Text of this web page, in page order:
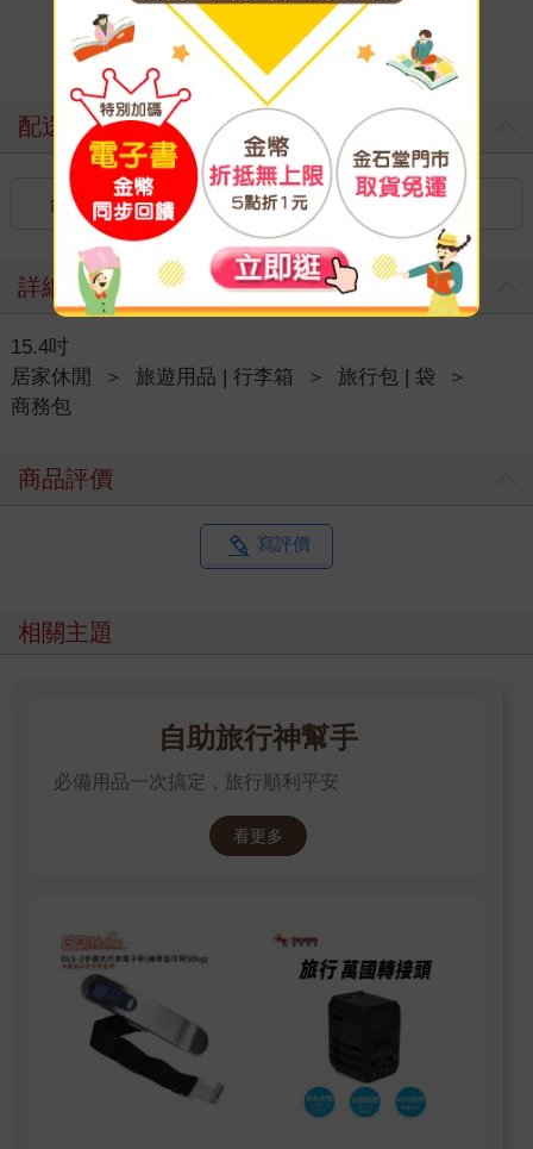
配送方式
台灣 國內宅配：本島（廠商出貨）
詳細資料
15.4吋
居家休閒
＞ 旅遊用品 | 行李箱 ＞ 旅行包 | 袋
＞
商務包
商品評價
寫評價
相關主題
自助旅行神幫手
必備用品一次搞定，旅行順利平安
看更多